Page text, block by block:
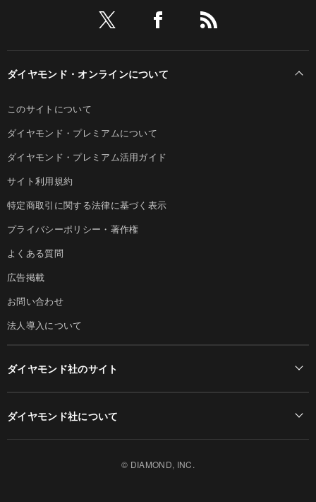
ダイヤモンド・オンラインについて
このサイトについて
ダイヤモンド・プレミアムについて
ダイヤモンド・プレミアム活用ガイド
サイト利用規約
特定商取引に関する法律に基づく表示
プライバシーポリシー・著作権
よくある質問
広告掲載
お問い合わせ
法人導入について
ダイヤモンド社のサイト
ダイヤモンド社について
© DIAMOND, INC.